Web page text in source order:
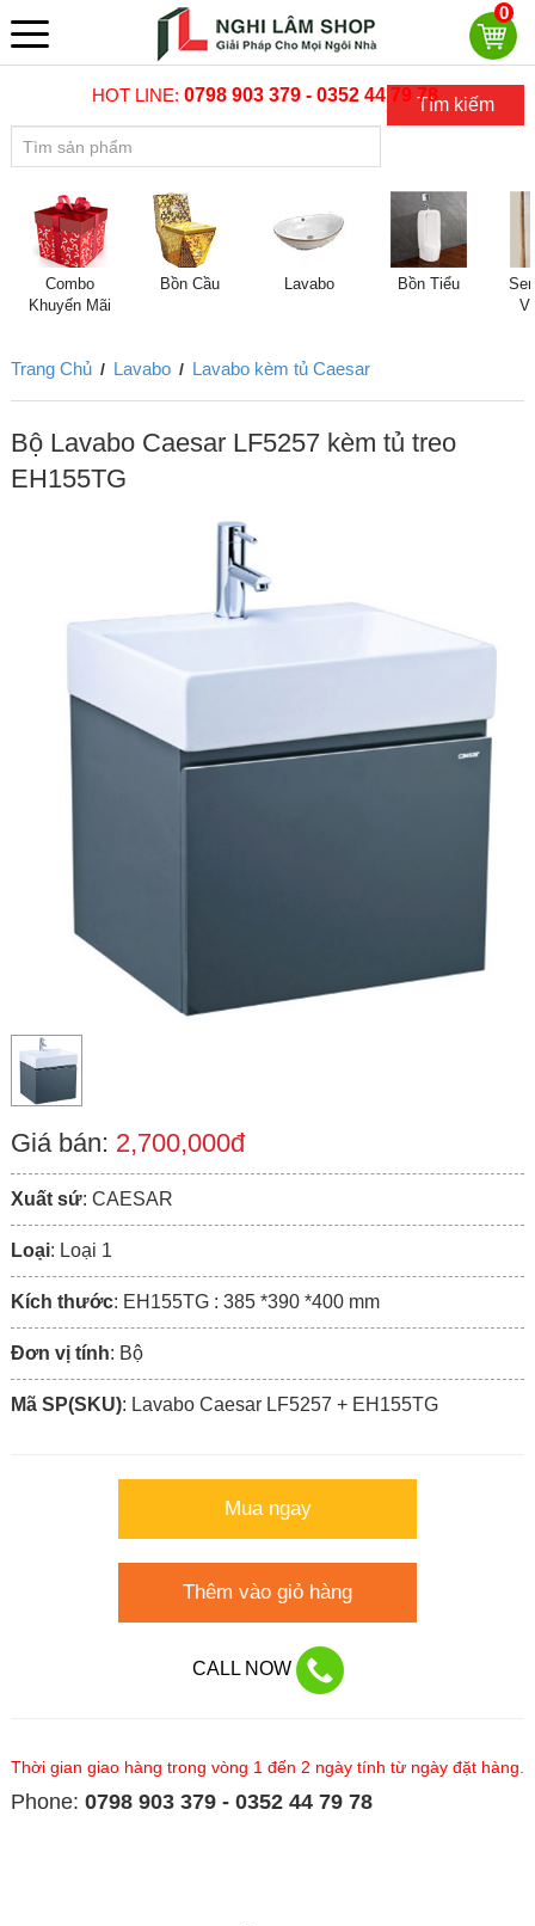
0
HOT LINE:0798 903 379 - 0352 44 79 78Tìm kiếm
Combo
Khuyến Mãi
Bồn Cầu Lavabo Bồn Tiểu
Trang Chủ / Lavabo / Lavabo kèm tủ Caesar
Bộ Lavabo Caesar LF5257 kèm tủ treo
EH155TG
Giá bán: 2,700,000đ
Xuất sứ: CAESAR
Loại: Loại 1
Kích thước: EH155TG : 385 *390 *400 mm
Đơn vị tính: Bộ
Mã SP(SKU): Lavabo Caesar LF5257 + EH155TG
Mua ngay
Thêm vào giỏ hàng
CALL NOW
Thời gian giao hàng trong vòng 1 đến 2 ngày tính từ ngày đặt hàng.
Phone: 0798 903 379 - 0352 44 79 78